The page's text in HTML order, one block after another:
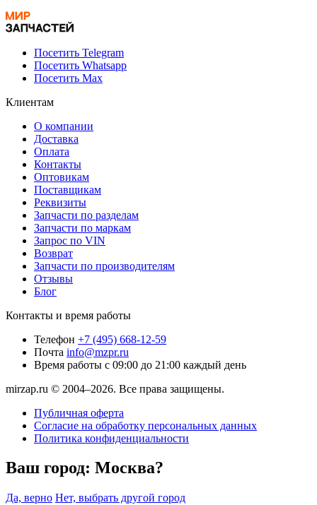
Посетить Telegram
Посетить Whatsapp
Посетить Max
Клиентам
О компании
Доставка
Оплата
Контакты
Оптовикам
Поставщикам
Реквизиты
Запчасти по разделам
Запчасти по маркам
Запрос по VIN
Возврат
Запчасти по производителям
Отзывы
Блог
Контакты и время работы
Телефон +7 (495) 668-12-59
Почта info@mzpr.ru
Время работы с 09:00 до 21:00 каждый день
mirzap.ru © 2004–2026. Все права защищены.
Публичная оферта
Согласие на обработку персональных данных
Политика конфиденциальности
Ваш город: Москва?
Да, верно Нет, выбрать другой город